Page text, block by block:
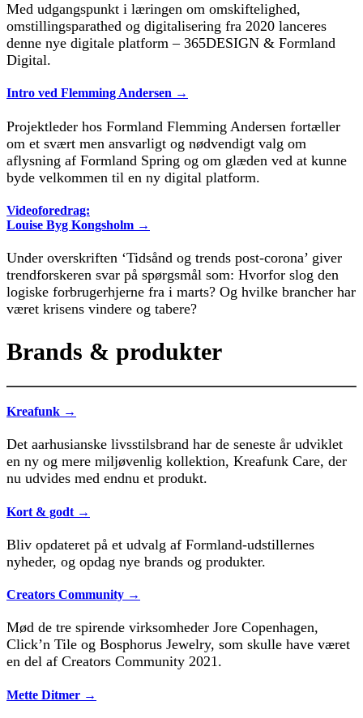
Med udgangspunkt i læringen om omskiftelighed,
omstillingsparathed og digitalisering fra 2020 lanceres
denne nye digitale platform – 365DESIGN & Formland
Digital.
Intro ved Flemming Andersen →
Projektleder hos Formland Flemming Andersen fortæller
om et svært men ansvarligt og nødvendigt valg om
aflysning af Formland Spring og om glæden ved at kunne
byde velkommen til en ny digital platform.
Videoforedrag:
Louise Byg Kongsholm →
Under overskriften ‘Tidsånd og trends post-corona’ giver
trendforskeren svar på spørgsmål som: Hvorfor slog den
logiske forbrugerhjerne fra i marts? Og hvilke brancher har
været krisens vindere og tabere?
Brands & produkter
Kreafunk →
Det aarhusianske livsstilsbrand har de seneste år udviklet
en ny og mere miljøvenlig kollektion, Kreafunk Care, der
nu udvides med endnu et produkt.
Kort & godt →
Bliv opdateret på et udvalg af Formland-udstillernes
nyheder, og opdag nye brands og produkter.
Creators Community →
Mød de tre spirende virksomheder Jore Copenhagen,
Click’n Tile og Bosphorus Jewelry, som skulle have været
en del af Creators Community 2021.
Mette Ditmer →